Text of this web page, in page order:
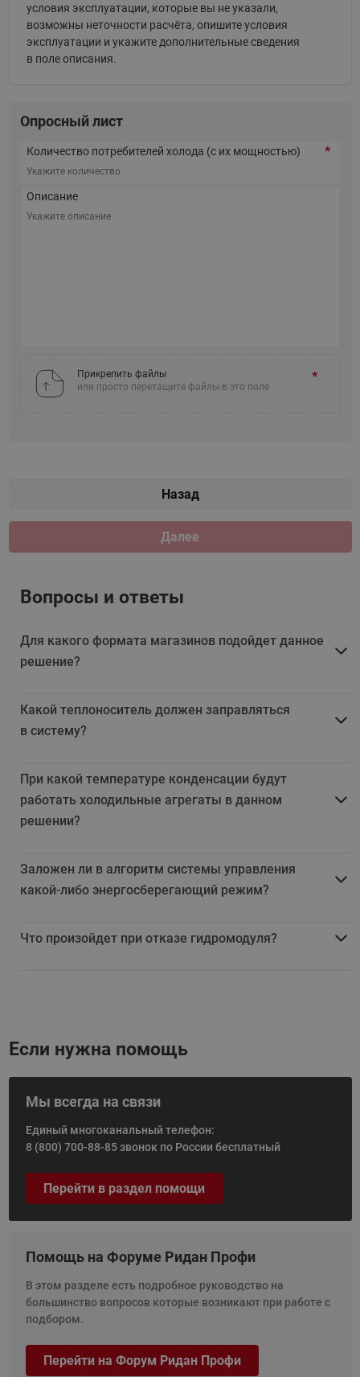
условия эксплуатации, которые вы не указали,
возможны неточности расчёта, опишите условия
эксплуатации и укажите дополнительные сведения
в поле описания.
Опросный лист
Количество потребителей холода (с их мощностью)
Описание
Прикрепить файлы
или просто перетащите файлы в это поле
Назад
Далее
Вопросы и ответы
Для какого формата магазинов подойдет данное
решение?
Какой теплоноситель должен заправляться
в систему?
При какой температуре конденсации будут
работать холодильные агрегаты в данном
решении?
Заложен ли в алгоритм системы управления
какой-либо энергосберегающий режим?
Что произойдет при отказе гидромодуля?
Если нужна помощь
Мы всегда на связи
Единый многоканальный телефон:
8 (800) 700-88-85звонок по России бесплатный
Перейти в раздел помощи
Помощь на Форуме Ридан Профи
В этом разделе есть подробное руководство на
большинство вопросов которые возникают при работе с
подбором.
Перейти на Форум Ридан Профи